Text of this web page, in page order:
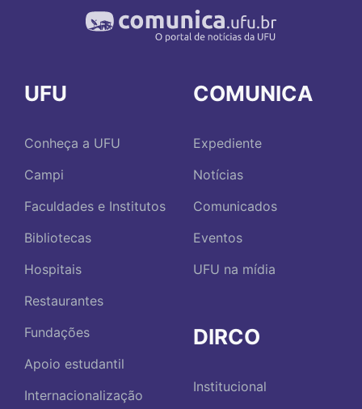
UFU
Conheça a UFU
Campi
Faculdades e Institutos
Bibliotecas
Hospitais
Restaurantes
Fundações
Apoio estudantil
Internacionalização
COMUNICA
Expediente
Notícias
Comunicados
Eventos
UFU na mídia
DIRCO
Institucional